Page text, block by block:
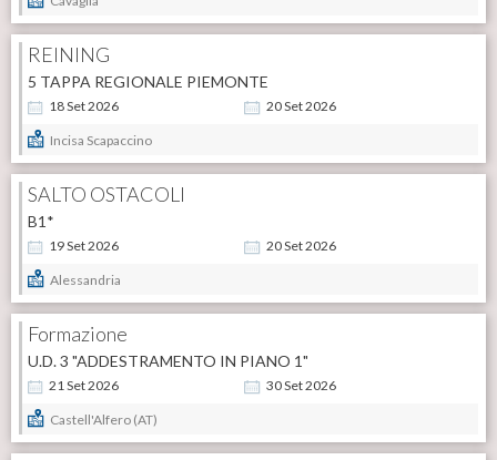
REINING
18Set2026 20Set2026
5 TAPPA REGIONALE PIEMONTE
Incisa Scapaccino
SALTO OSTACOLI
19Set2026 20Set2026
B1*
Alessandria
Formazione
21Set2026 30Set2026
U.D. 3 "ADDESTRAMENTO IN PIANO 1"
Castell'Alfero (AT)